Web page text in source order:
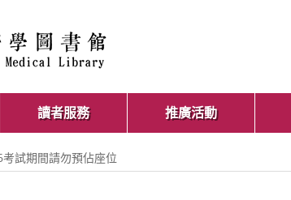
讀者服務 推廣活動
試期間請勿預佔座位